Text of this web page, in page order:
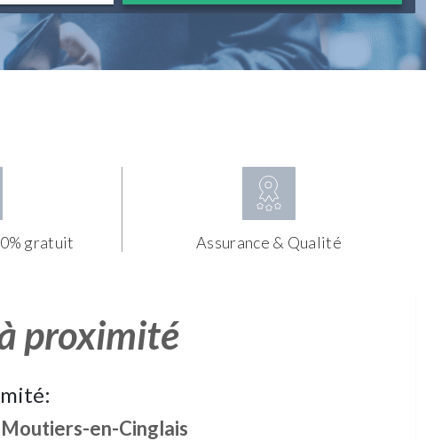
gratuit Assurance & Qualité
proximité
Moutiers-en-Cinglais